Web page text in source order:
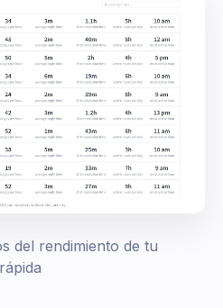
del rendimiento de tu